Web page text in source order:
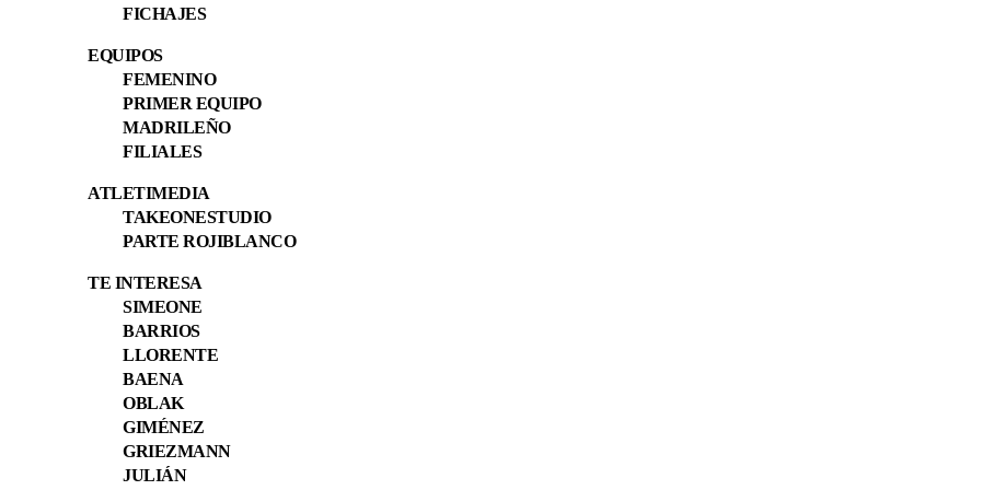
FICHAJES
EQUIPOS
FEMENINO
PRIMER EQUIPO
MADRILEÑO
FILIALES
ATLETIMEDIA
TAKEONESTUDIO
PARTE ROJIBLANCO
TE INTERESA
SIMEONE
BARRIOS
LLORENTE
BAENA
OBLAK
GIMÉNEZ
GRIEZMANN
JULIÁN